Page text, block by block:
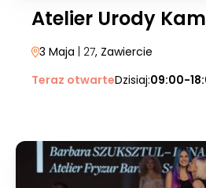
Atelier Urody
3 Maja | 27, Zawiercie
Teraz otwarteDzisiaj:09:00-